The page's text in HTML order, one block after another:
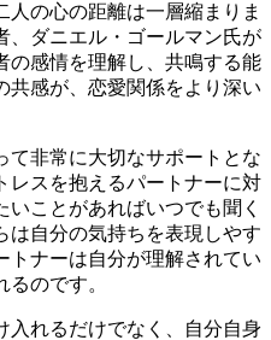
人の心の距離は一層縮まりま
、ダニエル・ゴールマン氏が
の感情を理解し、共鳴する能
共感が、恋愛関係をより深い
て非常に大切なサポートとな
レスを抱えるパートナーに対
ことがあればいつでも聞く
は自分の気持ちを表現しやす
トナーは自分が理解されてい
のです。
入れるだけでなく、自分自身